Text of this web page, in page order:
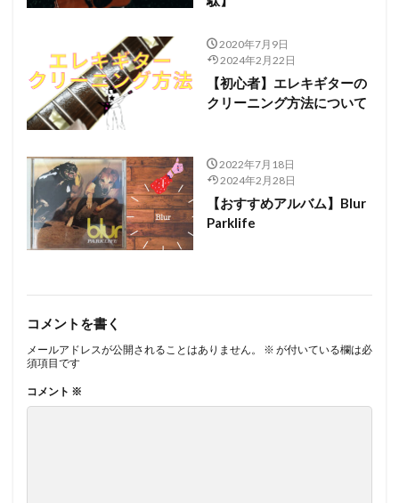
2020年7月9日
2024年2月22日
【初心者】エレキギターの
クリーニング方法について
2022年7月18日
2024年2月28日
【おすすめアルバム】Blur
Parklife
コメントを書く
メールアドレスが公開されることはありません。 ※ が付いている欄は必
須項目です
コメント ※